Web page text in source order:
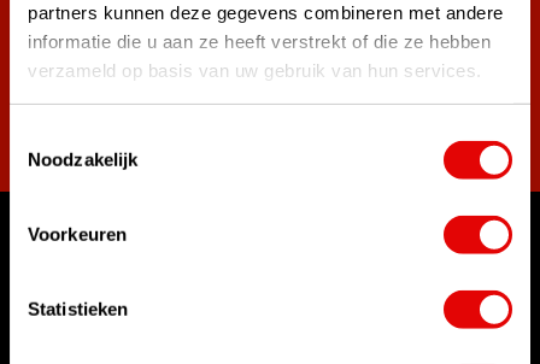
partners kunnen deze gegevens combineren met andere
informatie die u aan ze heeft verstrekt of die ze hebben
verzameld op basis van uw gebruik van hun services.
Noodzakelijk
Voorkeuren
StatistiekenBel ons gerust